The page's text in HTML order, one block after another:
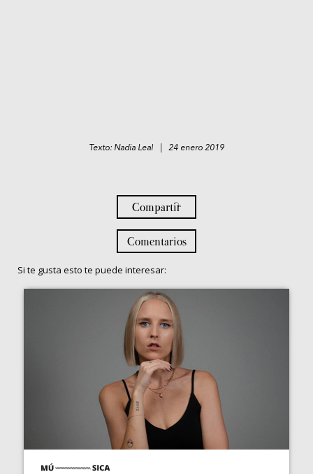
Texto: Nadia Leal | 24 enero 2019
Compartir
Comentarios
Si te gusta esto te puede interesar: